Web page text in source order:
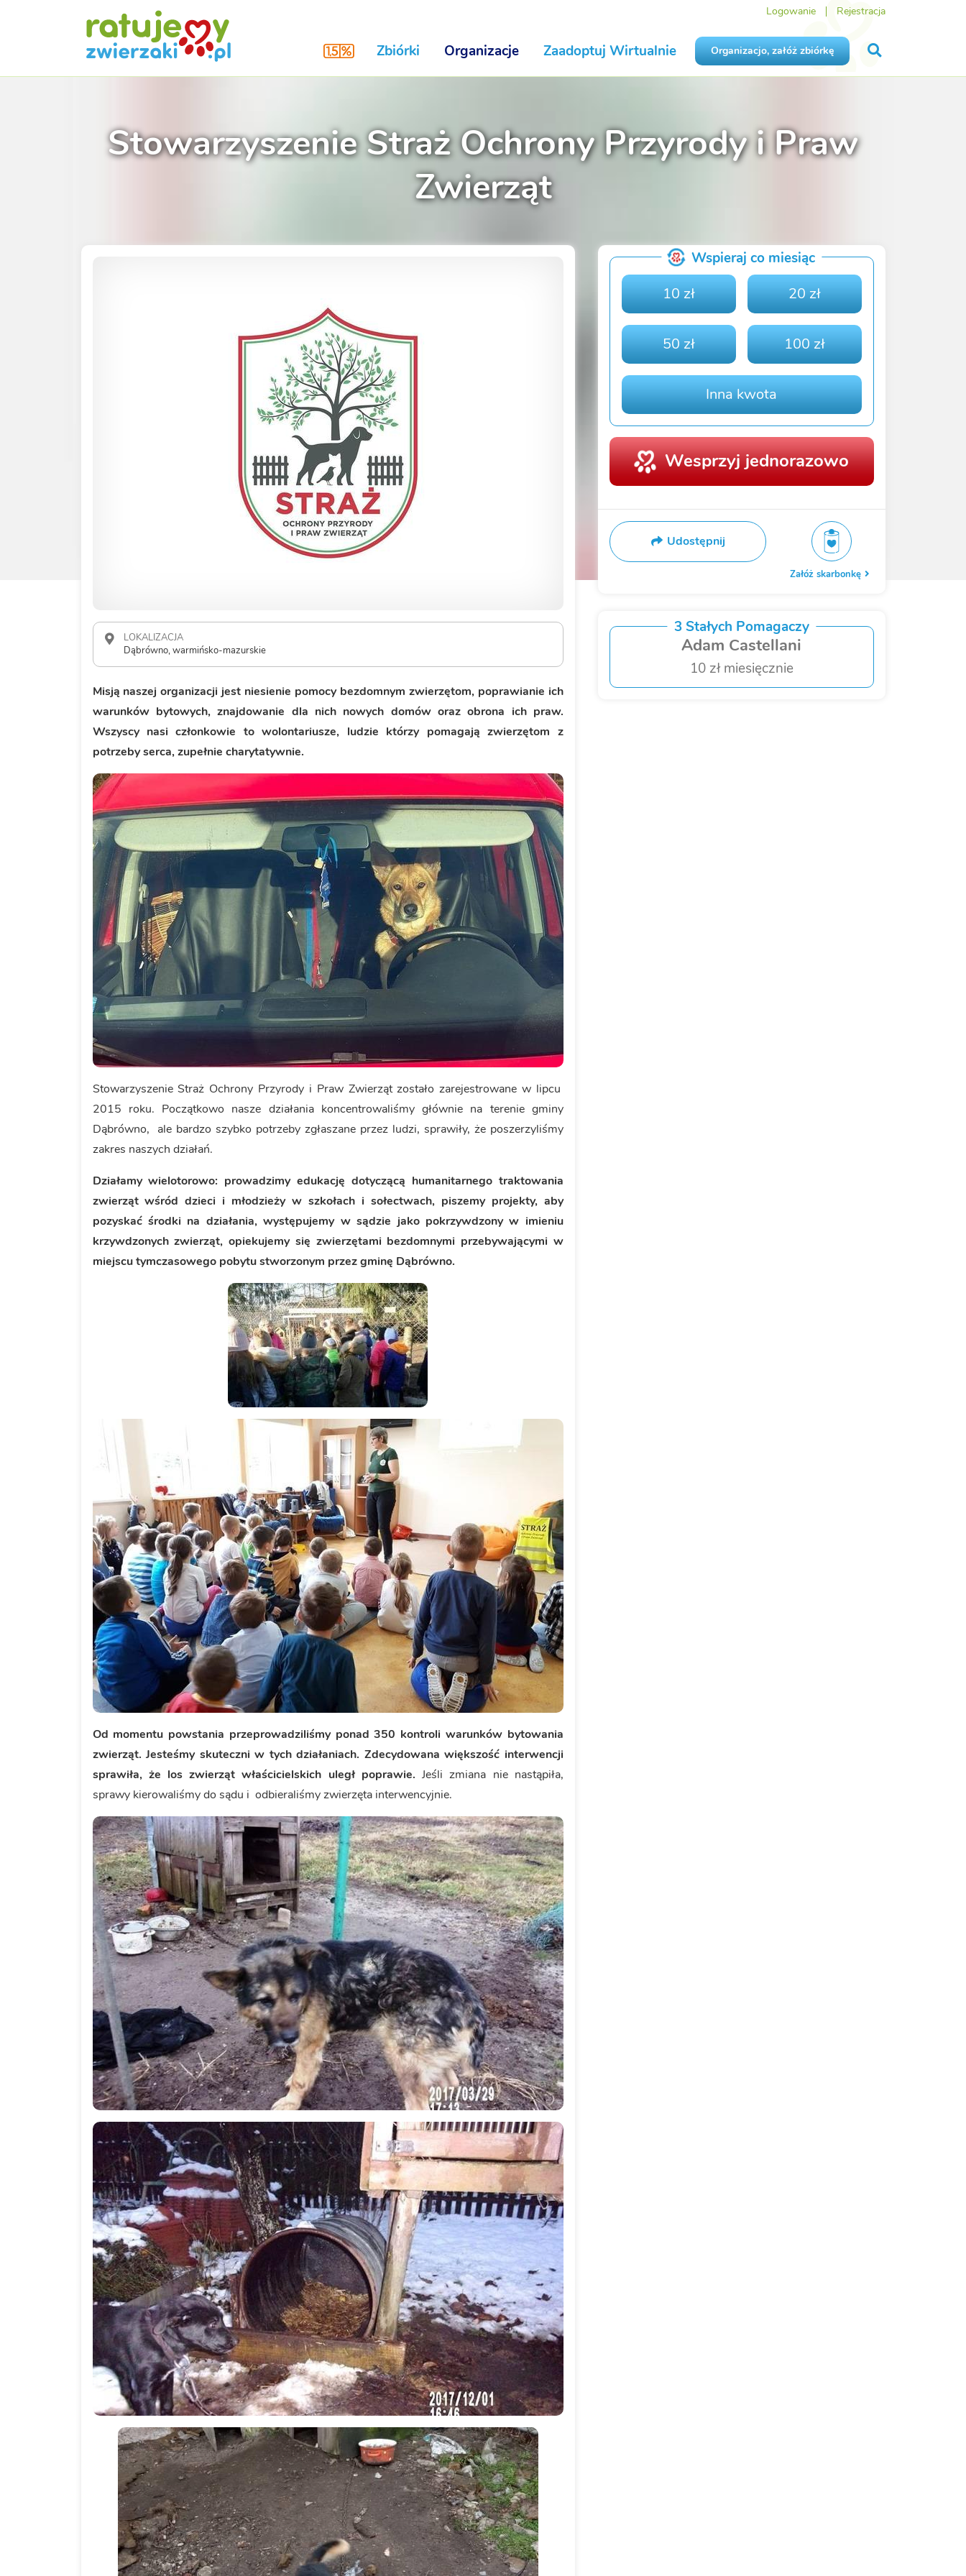
Logowanie Rejestracja
Zbiórki Organizacje Zaadoptuj Wirtualnie Organizacjo, załóż zbiórkę
Stowarzyszenie Straż Ochrony Przyrody i Praw
Zwierząt
LOKALIZACJA
Dąbrówno, warmińsko-mazurskie
Misją naszej organizacji jest niesienie pomocy bezdomnym zwierzętom, poprawianie ich
warunków bytowych, znajdowanie dla nich nowych domów oraz obrona ich praw.
Wszyscy nasi członkowie to wolontariusze, ludzie którzy pomagają zwierzętom z
potrzeby serca, zupełnie charytatywnie.
Stowarzyszenie Straż Ochrony Przyrody i Praw Zwierząt zostało zarejestrowane w lipcu
2015 roku. Początkowo nasze działania koncentrowaliśmy głównie na terenie gminy
Dąbrówno, ale bardzo szybko potrzeby zgłaszane przez ludzi, sprawiły, że poszerzyliśmy
zakres naszych działań.
Działamy wielotorowo: prowadzimy edukację dotyczącą humanitarnego traktowania
zwierząt wśród dzieci i młodzieży w szkołach i sołectwach, piszemy projekty, aby
pozyskać środki na działania, występujemy w sądzie jako pokrzywdzony w imieniu
krzywdzonych zwierząt, opiekujemy się zwierzętami bezdomnymi przebywającymi w
miejscu tymczasowego pobytu stworzonym przez gminę Dąbrówno.
Od momentu powstania przeprowadziliśmy ponad 350 kontroli warunków bytowania
zwierząt. Jesteśmy skuteczni w tych działaniach. Zdecydowana większość interwencji
sprawiła, że los zwierząt właścicielskich uległ poprawie. Jeśli zmiana nie nastąpiła,
sprawy kierowaliśmy do sądu i odbieraliśmy zwierzęta interwencyjnie.
Wspieraj co miesiąc
10 zł 20 zł
50 zł 100 zł
Inna kwota
Wesprzyj jednorazowo
Udostępnij
Załóż skarbonkę
3 Stałych Pomagaczy
Adam Castellani
10 zł miesięcznie